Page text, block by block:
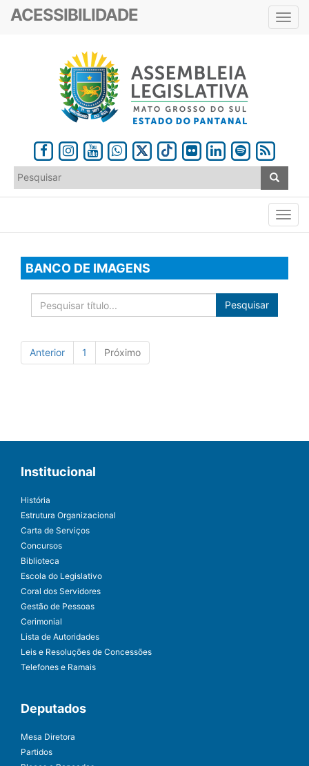
ACESSIBILIDADE
BANCO DE IMAGENS
Pesquisar
Anterior 1 Próximo
Institucional
História
Estrutura Organizacional
Carta de Serviços
Concursos
Biblioteca
Escola do Legislativo
Coral dos Servidores
Gestão de Pessoas
Cerimonial
Lista de Autoridades
Leis e Resoluções de Concessões
Telefones e Ramais
Deputados
Mesa Diretora
Partidos